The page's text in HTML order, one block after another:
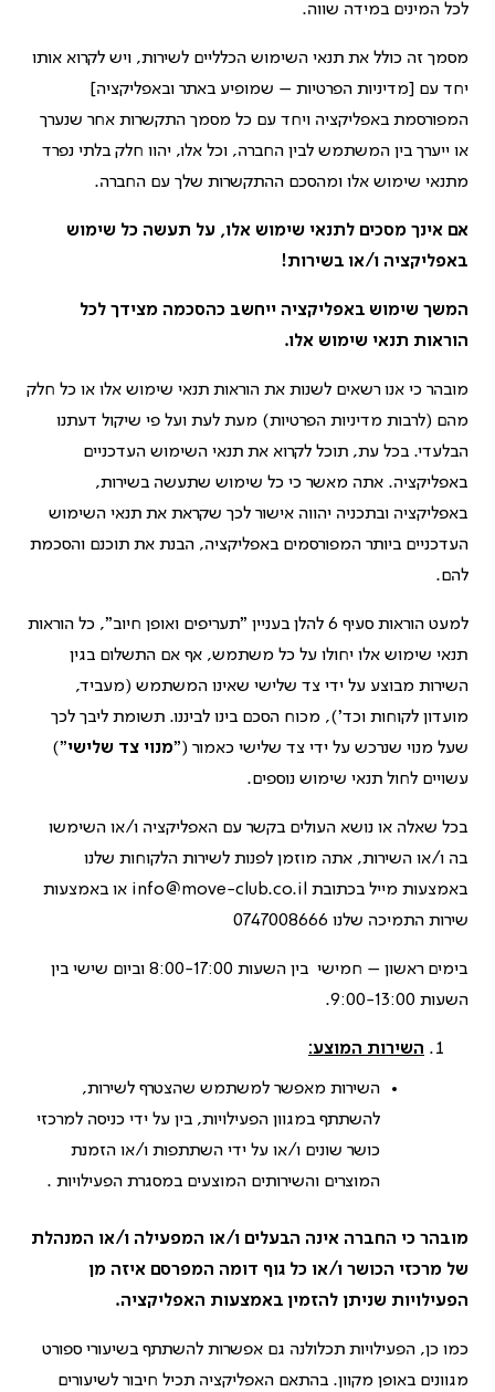
לכל המינים במידה שווה.
מסמך זה כולל את תנאי השימוש הכלליים לשירות, ויש לקרוא אותו
יחד עם [מדיניות הפרטיות – שמופיע באתר ובאפליקציה]
המפורסמת באפליקציה ויחד עם כל מסמך התקשרות אחר שנערך
או ייערך בין המשתמש לבין החברה, וכל אלו, יהוו חלק בלתי נפרד
מתנאי שימוש אלו ומהסכם ההתקשרות שלך עם החברה.
אם אינך מסכים לתנאי שימוש אלו, על תעשה כל שימוש
באפליקציה ו/או בשירות!
המשך שימוש באפליקציה ייחשב כהסכמה מצידך לכל
הוראות תנאי שימוש אלו.
מובהר כי אנו רשאים לשנות את הוראות תנאי שימוש אלו או כל חלק
מהם (לרבות מדיניות הפרטיות) מעת לעת ועל פי שיקול דעתנו
הבלעדי. בכל עת, תוכל לקרוא את תנאי השימוש העדכניים
באפליקציה. אתה מאשר כי כל שימוש שתעשה בשירות,
באפליקציה ובתכניה יהווה אישור לכך שקראת את תנאי השימוש
העדכניים ביותר המפורסמים באפליקציה, הבנת את תוכנם והסכמת
להם.
למעט הוראות סעיף 6 להלן בעניין "תעריפים ואופן חיוב", כל הוראות
תנאי שימוש אלו יחולו על כל משתמש, אף אם התשלום בגין
השירות מבוצע על ידי צד שלישי שאינו המשתמש (מעביד,
מועדון לקוחות וכד'), מכוח הסכם בינו לביננו. תשומת ליבך לכך
שעל מנוי שנרכש על ידי צד שלישי כאמור ("מנוי צד שלישי")
עשויים לחול תנאי שימוש נוספים.
בכל שאלה או נושא העולים בקשר עם האפליקציה ו/או השימשו
בה ו/או השירות, אתה מוזמן לפנות לשירות הלקוחות שלנו
באמצעות מייל בכתובת info@move-club.co.il או באמצעות
שירות התמיכה שלנו 0747008666
בימים ראשון – חמישי בין השעות 8:00-17:00 וביום שישי בין
השעות 9:00-13:00.
השירות המוצע:
השירות מאפשר למשתמש שהצטרף לשירות,
להשתתף במגוון הפעילויות, בין על ידי כניסה למרכזי
כושר שונים ו/או על ידי השתתפות ו/או הזמנת
המוצרים והשירותים המוצעים במסגרת הפעילויות .
מובהר כי החברה אינה הבעלים ו/או המפעילה ו/או המנהלת
של מרכזי הכושר ו/או כל גוף דומה המפרסם איזה מן
הפעילויות שניתן להזמין באמצעות האפליקציה.
כמו כן, הפעילויות תכלולנה גם אפשרות להשתתף בשיעורי ספורט
מגוונים באופן מקוון. בהתאם האפליקציה תכיל חיבור לשיעורים